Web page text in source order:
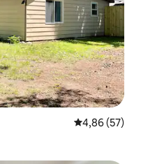
Évaluation
4,86 (57)